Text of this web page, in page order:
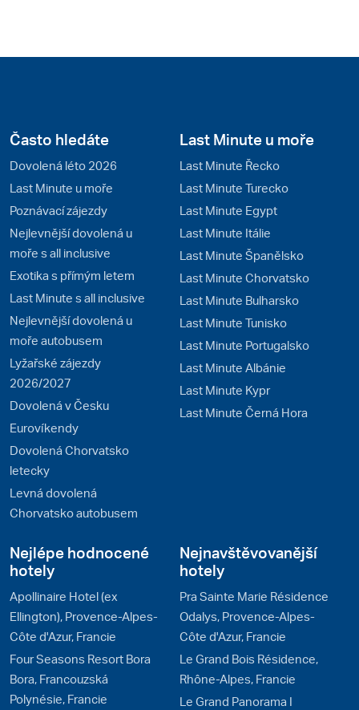
Často hledáte
Dovolená léto 2026
Last Minute u moře
Poznávací zájezdy
Nejlevnější dovolená u
moře s all inclusive
Exotika s přímým letem
Last Minute s all inclusive
Nejlevnější dovolená u
moře autobusem
Lyžařské zájezdy
2026/2027
Dovolená v Česku
Eurovíkendy
Dovolená Chorvatsko
letecky
Levná dovolená
Chorvatsko autobusem
Last Minute u moře
Last Minute Řecko
Last Minute Turecko
Last Minute Egypt
Last Minute Itálie
Last Minute Španělsko
Last Minute Chorvatsko
Last Minute Bulharsko
Last Minute Tunisko
Last Minute Portugalsko
Last Minute Albánie
Last Minute Kypr
Last Minute Černá Hora
Nejlépe hodnocené
hotely
Apollinaire Hotel (ex
Ellington), Provence-Alpes-
Côte d'Azur, Francie
Four Seasons Resort Bora
Bora, Francouzská
Polynésie, Francie
Nejnavštěvovanější
hotely
Pra Sainte Marie Résidence
Odalys, Provence-Alpes-
Côte d'Azur, Francie
Le Grand Bois Résidence,
Rhône-Alpes, Francie
Le Grand Panorama I